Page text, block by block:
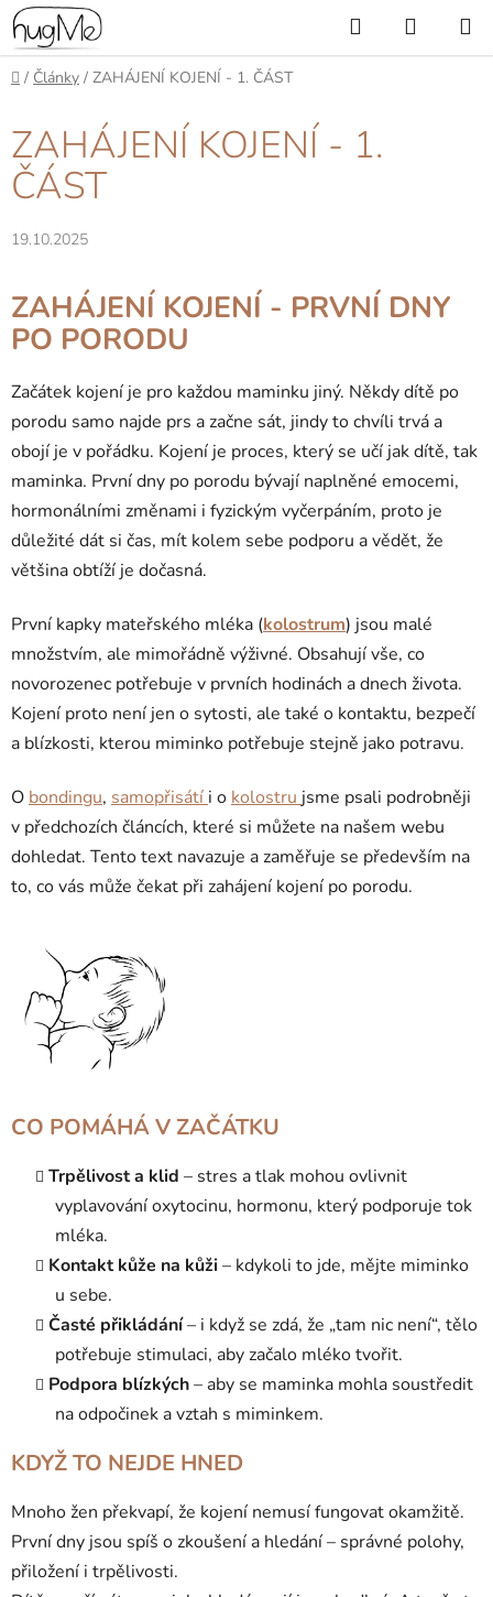
Přejít
na
obsah
Hledat
KOŠÍK
Domů
/ Články / ZAHÁJENÍ KOJENÍ - 1. ČÁST
ZAHÁJENÍ KOJENÍ - 1.
ČÁST
19.10.2025
ZAHÁJENÍ KOJENÍ - PRVNÍ DNY
PO PORODU
Začátek kojení je pro každou maminku jiný. Někdy dítě po
porodu samo najde prs a začne sát, jindy to chvíli trvá a
obojí je v pořádku. Kojení je proces, který se učí jak dítě, tak
maminka. První dny po porodu bývají naplněné emocemi,
hormonálními změnami i fyzickým vyčerpáním, proto je
důležité dát si čas, mít kolem sebe podporu a vědět, že
většina obtíží je dočasná.
První kapky mateřského mléka (kolostrum) jsou malé
množstvím, ale mimořádně výživné. Obsahují vše, co
novorozenec potřebuje v prvních hodinách a dnech života.
Kojení proto není jen o sytosti, ale také o kontaktu, bezpečí
a blízkosti, kterou miminko potřebuje stejně jako potravu.
O bondingu, samopřisátí i o kolostru jsme psali podrobněji
v předchozích článcích, které si můžete na našem webu
dohledat. Tento text navazuje a zaměřuje se především na
to, co vás může čekat při zahájení kojení po porodu.
CO POMÁHÁ V ZAČÁTKU
Trpělivost a klid – stres a tlak mohou ovlivnit
vyplavování oxytocinu, hormonu, který podporuje tok
mléka.
Kontakt kůže na kůži– kdykoli to jde, mějte miminko
u sebe.
Časté přikládání– i když se zdá, že „tam nic není“, tělo
potřebuje stimulaci, aby začalo mléko tvořit.
Podpora blízkých– aby se maminka mohla soustředit
na odpočinek a vztah s miminkem.
KDYŽ TO NEJDE HNED
Mnoho žen překvapí, že kojení nemusí fungovat okamžitě.
První dny jsou spíš o zkoušení a hledání – správné polohy,
přiložení i trpělivosti.